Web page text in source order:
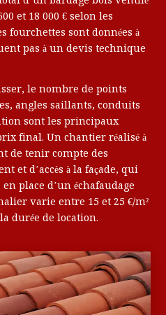
et 18 000 € selon les
fourchettes sont données à
pas à un devis technique
le nombre de points
angles saillants, conduits
sont les principaux
final. Un chantier réalisé à
de tenir compte des
et d’accès à la façade, qui
place d’un échafaudage
varie entre 15 et 25 €/m²
durée de location.